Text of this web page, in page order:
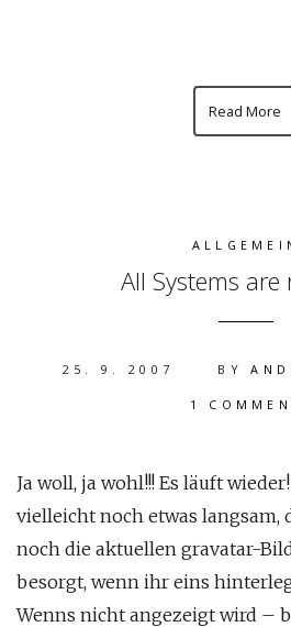
Read More
All Systems
25. 9. 2007 BY
1
Ja woll, ja wohl!!! Es läuft
vielleicht noch etwas langsam,
noch die aktuellen gravatar-
besorgt, wenn ihr eins
Wenns nicht angezeigt wird –